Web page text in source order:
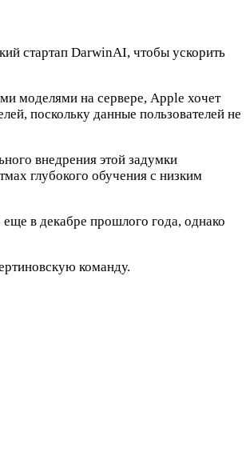
стартап DarwinAI, чтобы ускорить
моделями на сервере, Apple хочет
поскольку данные пользователей не
внедрения этой задумки
глубокого обучения с низким
в декабре прошлого года, однако
команду.